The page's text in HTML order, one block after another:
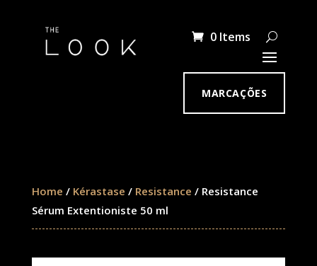
0 Items
MARCAÇÕES
Home / Kérastase / Resistance / Resistance
Sérum Extentioniste 50 ml